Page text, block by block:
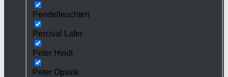
Pendelleuchten
Percival Lafer
Peter Hvidt
Peter Opsvik